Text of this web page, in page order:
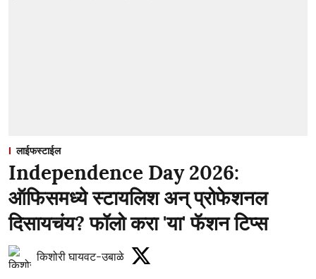
लाईफस्टाईल
Independence Day 2026:
ऑफिसमध्ये स्टायलिश अन् प्रोफेशनल
दिसायचंय? फॉलो करा 'या' फॅशन टिप्स
किशोरी घायवट-उबाळे